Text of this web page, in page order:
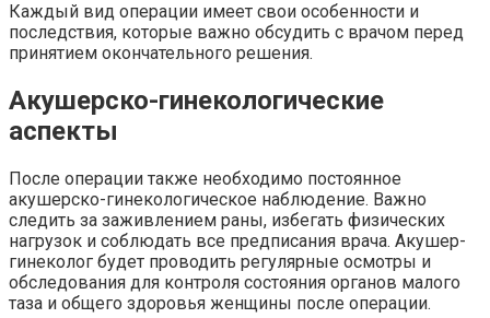
Каждый вид операции имеет свои особенности и
последствия, которые важно обсудить с врачом перед
принятием окончательного решения.
Акушерско-гинекологические
аспекты
После операции также необходимо постоянное
акушерско-гинекологическое наблюдение. Важно
следить за заживлением раны, избегать физических
нагрузок и соблюдать все предписания врача. Акушер-
гинеколог будет проводить регулярные осмотры и
обследования для контроля состояния органов малого
таза и общего здоровья женщины после операции.